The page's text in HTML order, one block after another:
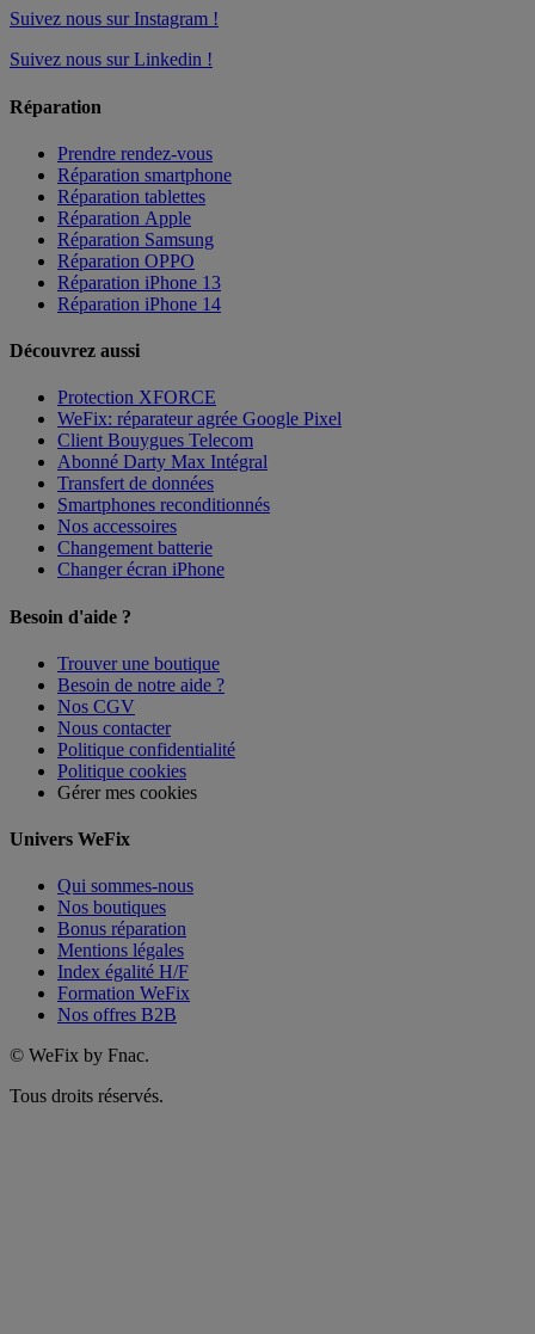
Suivez nous sur Instagram !
Suivez nous sur Linkedin !
Réparation
Prendre rendez-vous
Réparation smartphone
Réparation tablettes
Réparation Apple
Réparation Samsung
Réparation OPPO
Réparation iPhone 13
Réparation iPhone 14
Découvrez aussi
Protection XFORCE
WeFix: réparateur agrée Google Pixel
Client Bouygues Telecom
Abonné Darty Max Intégral
Transfert de données
Smartphones reconditionnés
Nos accessoires
Changement batterie
Changer écran iPhone
Besoin d'aide ?
Trouver une boutique
Besoin de notre aide ?
Nos CGV
Nous contacter
Politique confidentialité
Politique cookies
Gérer mes cookies
Univers WeFix
Qui sommes-nous
Nos boutiques
Bonus réparation
Mentions légales
Index égalité H/F
Formation WeFix
Nos offres B2B
© WeFix by Fnac.
Tous droits réservés.